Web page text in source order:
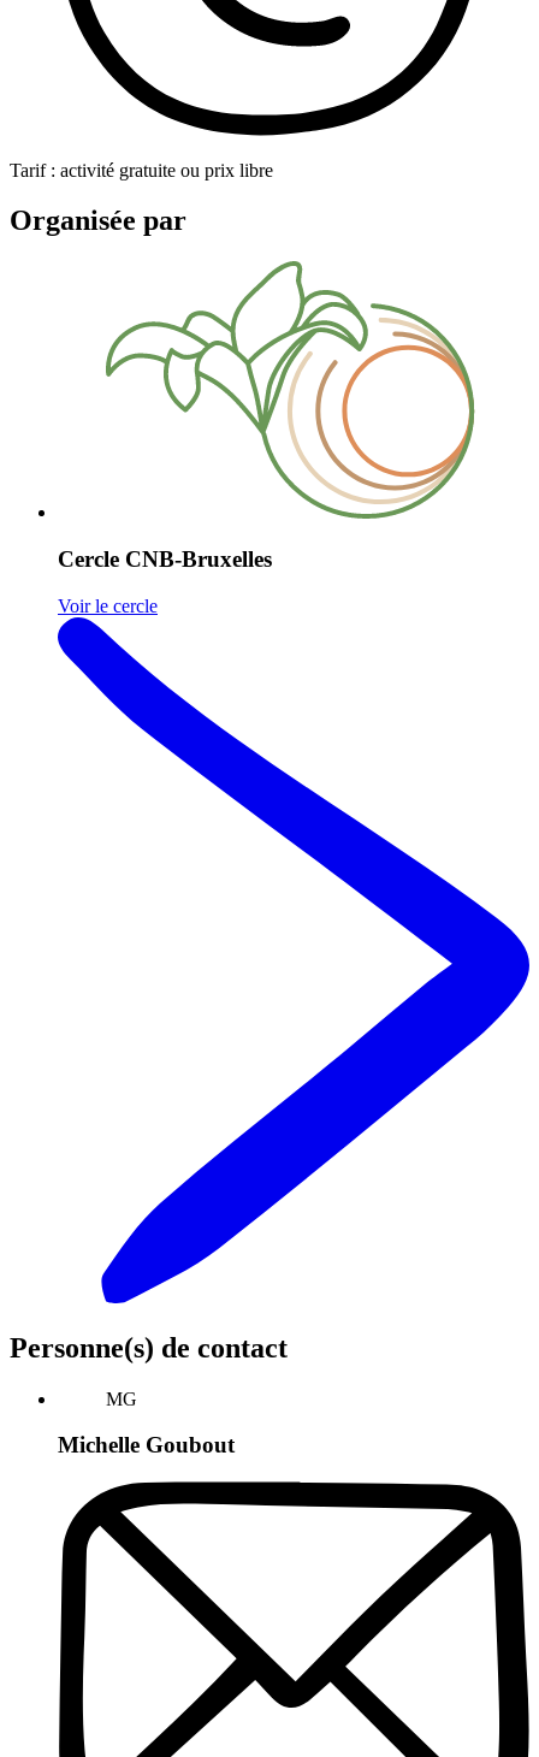
Tarif : activité gratuite ou prix libre
Organisée par
Cercle CNB-Bruxelles
Voir le cercle
Personne(s) de contact
MG
Michelle Goubout